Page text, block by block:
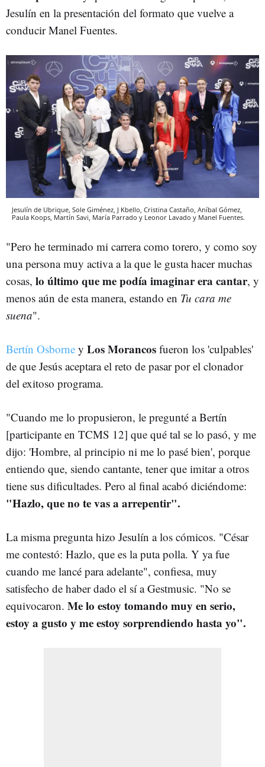
Jesulín en la presentación del formato que vuelve a
conducir Manel Fuentes.
Jesulín de Ubrique, Sole Giménez, J Kbello, Cristina Castaño, Aníbal Gómez,
Paula Koops, Martín Savi, María Parrado y Leonor Lavado y Manel Fuentes.
"Pero he terminado mi carrera como torero, y como soy
una persona muy activa a la que le gusta hacer muchas
cosas, lo último que me podía imaginar era cantar, y
menos aún de esta manera, estando en Tu cara me
suena".
Bertín Osborne y Los Morancos fueron los 'culpables'
de que Jesús aceptara el reto de pasar por el clonador
del exitoso programa.
"Cuando me lo propusieron, le pregunté a Bertín
[participante en TCMS 12] que qué tal se lo pasó, y me
dijo: 'Hombre, al principio ni me lo pasé bien', porque
entiendo que, siendo cantante, tener que imitar a otros
tiene sus dificultades. Pero al final acabó diciéndome:
"Hazlo, que no te vas a arrepentir".
La misma pregunta hizo Jesulín a los cómicos. "César
me contestó: Hazlo, que es la puta polla. Y ya fue
cuando me lancé para adelante", confiesa, muy
satisfecho de haber dado el sí a Gestmusic. "No se
equivocaron. Me lo estoy tomando muy en serio,
estoy a gusto y me estoy sorprendiendo hasta yo".